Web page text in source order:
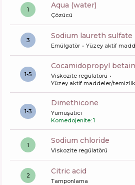
1 aqua (water)
Çözücü
3 sodium laureth sulfate
Emülgatör Yüzey aktif
1-5
cocamidopropyl
Viskozite regülatörü
Yüzey aktif maddeler/temizlik
1-3
dimethicone
Yumuşatıcı
Komedojenite: 1
1 sodium chloride
Viskozite regülatörü
2 citric acid
Tamponlama